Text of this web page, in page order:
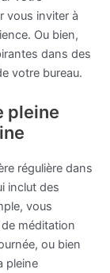
vous inviter à
Ou bien,
dans des
votre bureau.
pleine
régulière dans
inclut des
vous
méditation
ou bien
pleine